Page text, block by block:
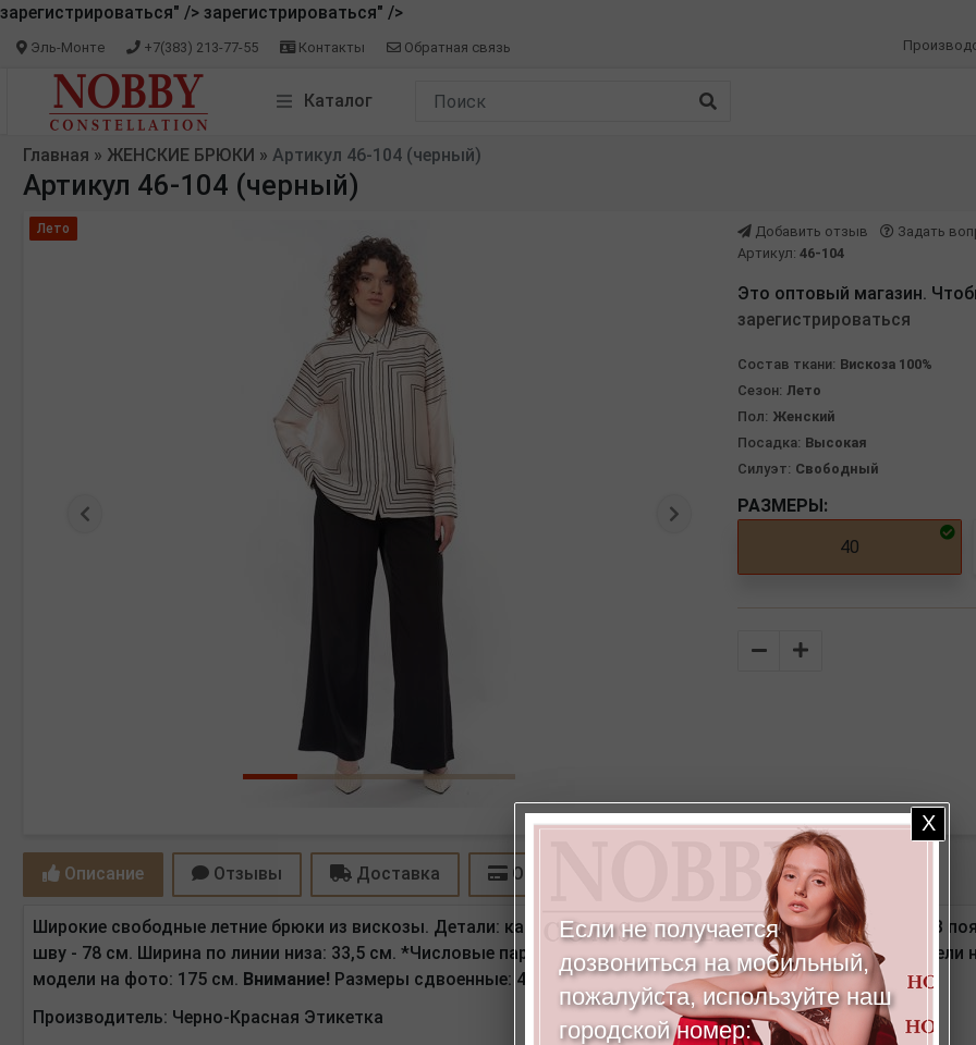
зарегистрироваться" /> зарегистрироваться" />
Эль-Монте +7(383) 213-77-55 Контакты Обратная связь
Каталог
Главная » ЖЕНСКИЕ БРЮКИ » Артикул 46-104 (черный)
Артикул 46-104 (черный)
Лето
Предыдущая Следующая
Добавить отзыв
Задать
Артикул: 46-104
Это оптовый магазин.
зарегистрироваться
Состав ткани: Вискоза 100%
Сезон: Лето
Пол: Женский
Посадка: Высокая
Силуэт: Свободный
РАЗМЕРЫ:
40
Количество
Описание Отзывы Доставка Оплата
Широкие свободные летние брюки из вискозы. Детали: карманы с вертикальным входом в боковом шве. В
шву - 78 см. Ширина по линии низа: 33,5 см. *Числовые параметры соответствуют размеру 44. Размер
модели на фото: 175 см. Внимание! Размеры сдвоенные: 40-42, 44-46, 48-50, 52-54.
Производитель: Черно-Красная Этикетка
Если не получается
дозвониться на мобильный,
пожалуйста, используйте наш
городской номер: